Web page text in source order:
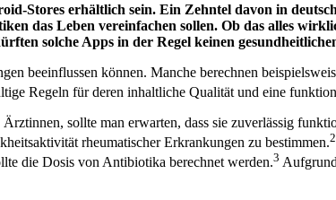
Stores erhältlich sein. Ein Zehntel davon in
das Leben vereinfachen sollen. Ob das alles
solche Apps in der Regel keinen
beeinflussen können. Manche berechnen
Regeln für deren inhaltliche Qualität und eine
sollte man erwarten, dass sie zuverlässig
rheumatischer Erkrankungen zu bestimmen.2
die Dosis von Antibiotika berechnet werden.3